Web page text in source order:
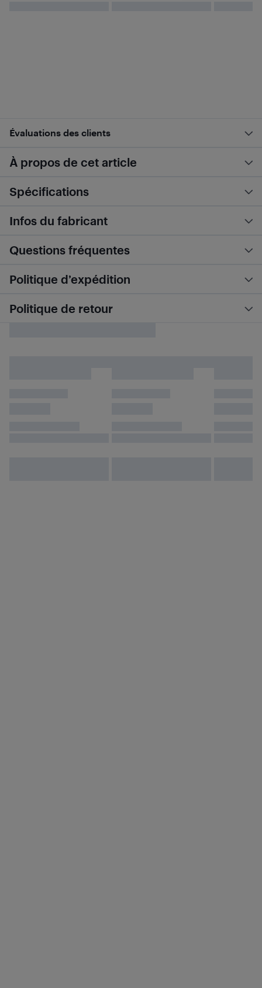
Évaluations des clients
À propos de cet article
Spécifications
Infos du fabricant
Questions fréquentes
Politique d’expédition
Politique de retour